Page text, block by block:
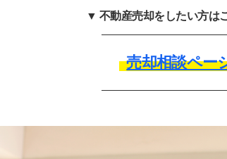
▼ 不動産売却をしたい方は
売却相談ペー